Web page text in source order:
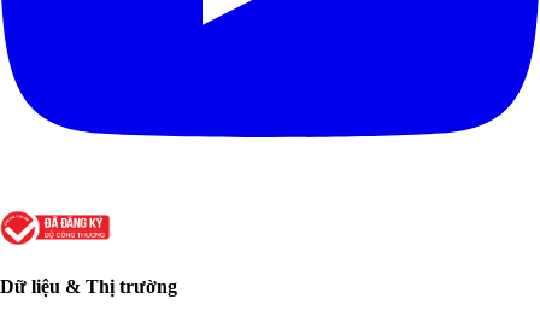
Dữ liệu & Thị trường